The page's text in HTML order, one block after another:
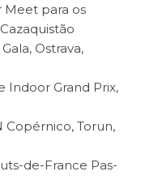
Meet para os
Ostrava,
Indoor Grand Prix,
Copérnico, Torun,
de-France Pas-